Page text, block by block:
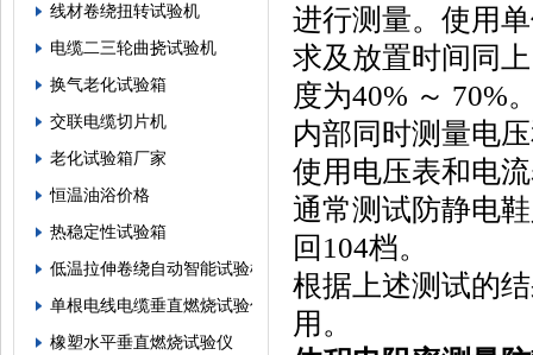
线材卷绕扭转试验机
电缆二三轮曲挠试验机
换气老化试验箱
交联电缆切片机
老化试验箱厂家
恒温油浴价格
热稳定性试验箱
低温拉伸卷绕自动智能试验机
单根电线电缆垂直燃烧试验仪
橡塑水平垂直燃烧试验仪
进行测量。使用
求及放置时间同
度为40% ～ 70%
内部同时测量电
使用电压表和电
通常测试防静电
回104档。
根据上述测试的
用。